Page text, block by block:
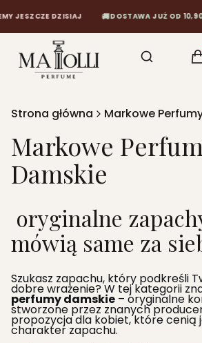
🚚DOSTAWA JUŻ OD 10,90 ZŁ 🎁
Otwórz
Szukaj
Strona główna Markowe
Markowe
Damskie
oryginalne
mówią same za
Szukasz zapachu, który podkreśli
dobre wrażenie? W tej kategorii
perfumy damskie – oryginalne
stworzone przez znanych
propozycja dla kobiet, które cenią
charakter zapachu.